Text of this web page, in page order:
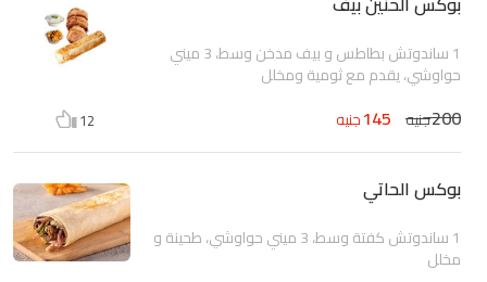
1 ساندوتش بطاطس و بيف مدخن وسط، 3 ميني
حواوشي، يقدم مع ثومية ومخلل
200جنيه 145جنيه 12
بوكس الحاتي
1 ساندوتش كفتة وسط، 3 ميني حواوشي، طحينة و
مخلل